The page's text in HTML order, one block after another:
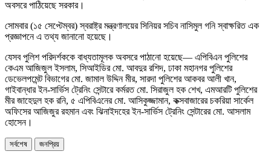
অবসরে পাঠিয়েছে সরকার।
সোমবার (১৫ সেপ্টেম্বর) স্বরাষ্ট্র মন্ত্রণালয়ের সিনিয়র সচিব নাসিমুল গনি স্বাক্ষরিত এক
প্রজ্ঞাপনে এ তথ্য জানানো হয়েছে।
যেসব পুলিশ পরিদর্শককে বাধ্যতামূলক অবসরে পাঠানো হয়েছে— এপিবিএন পুলিশের
কেএম আজিজুল ইসলাম, সিআইডির মো. আবদুর রশিদ, ঢাকা মহানগর পুলিশের
ডেভেলপমেন্ট বিভাগের মো. জামাল উদ্দিন মীর, সারদা পুলিশের আকবর আলী খান,
গাইবান্ধার ইন-সার্ভিস ট্রেনিং সেন্টারে কর্মরত মো. সিরাজুল হক শেখ, এমআরটি পুলিশের
মীর জাহেদুল হক রনি, ৫ এপিবিএনের মো. আসিকুজ্জামান, কক্সবাজারের চকরিয়া সার্কেল
অফিসের আজিজুর রহমান এবং ঝিনাইদহের ইন-সার্ভিস ট্রেনিং সেন্টারের মো. আসলাম
হোসেন।
সর্বশেষ জনপ্রিয়